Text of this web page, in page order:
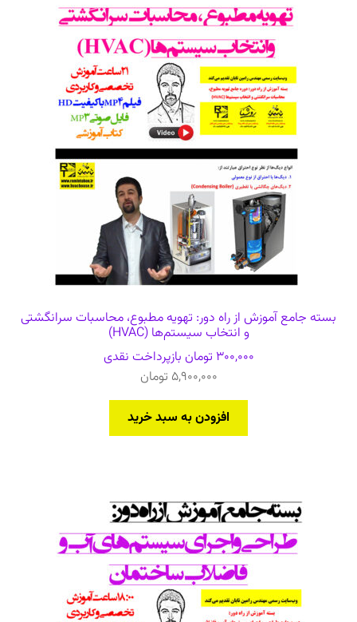
بسته جامع آموزش از راه دور: تهویه مطبوع، محاسبات سرانگشتی
و انتخاب سیستم‌ها (HVAC)
300,000 تومان بازپرداخت نقدی
5,900,000 تومان
افزودن به سبد خرید